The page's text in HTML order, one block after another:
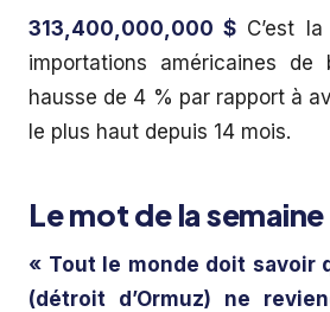
313,400,000,000 $ C’est
importations américaines
hausse de 4 % par rapport à
le plus haut depuis 14 mois.
Le mot de la semaine
« Tout le monde doit savoir
(détroit d’Ormuz) ne